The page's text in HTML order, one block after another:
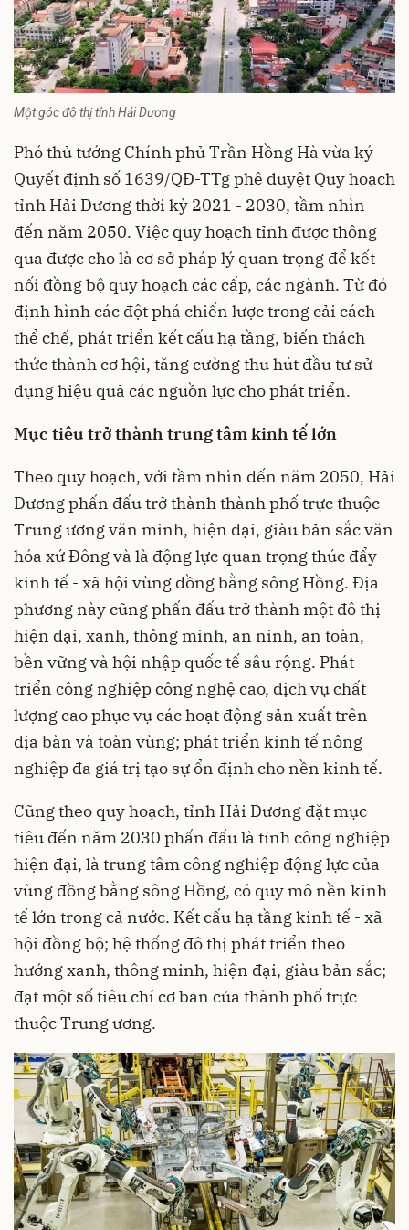
Một góc đô thị tỉnh Hải Dương
Phó thủ tướng Chính phủ Trần Hồng Hà vừa ký
Quyết định số 1639/QĐ-TTg phê duyệt Quy hoạch
tỉnh Hải Dươngthời kỳ 2021 - 2030, tầm nhìn
đến năm 2050. Việc quy hoạch tỉnh được thông
qua được cho là cơ sở pháp lý quan trọng để kết
nối đồng bộ quy hoạch các cấp, các ngành. Từ đó
định hình các đột phá chiến lược trong cải cách
thể chế, phát triển kết cấu hạ tầng, biến thách
thức thành cơ hội, tăng cường thu hút đầu tư sử
dụng hiệu quả các nguồn lực cho phát triển.
Mục tiêu trở thành trung tâm kinh tế lớn
Theo quy hoạch, với tầm nhìn đến năm 2050, Hải
Dương phấn đấu trở thành thành phố trực thuộc
Trung ương văn minh, hiện đại, giàu bản sắc văn
hóa xứ Đông và là động lực quan trọng thúc đẩy
kinh tế - xã hội vùng đồng bằng sông Hồng. Địa
phương này cũng phấn đấu trở thành một đô thị
hiện đại, xanh, thông minh, an ninh, an toàn,
bền vững và hội nhập quốc tế sâu rộng. Phát
triển công nghiệp công nghệ cao, dịch vụ chất
lượng cao phục vụ các hoạt động sản xuất trên
địa bàn và toàn vùng; phát triển kinh tế nông
nghiệp đa giá trị tạo sự ổn định cho nền kinh tế.
Cũng theo quy hoạch, tỉnh Hải Dương đặt mục
tiêu đến năm 2030 phấn đấu là tỉnhcông nghiệp
hiện đại, là trung tâm công nghiệp động lực của
vùng đồng bằng sông Hồng, có quy mô nền kinh
tế lớn trong cả nước. Kết cấu hạ tầng kinh tế - xã
hội đồng bộ; hệ thống đô thị phát triển theo
hướng xanh, thông minh, hiện đại, giàu bản sắc;
đạt một số tiêu chí cơ bản của thành phố trực
thuộc Trung ương.